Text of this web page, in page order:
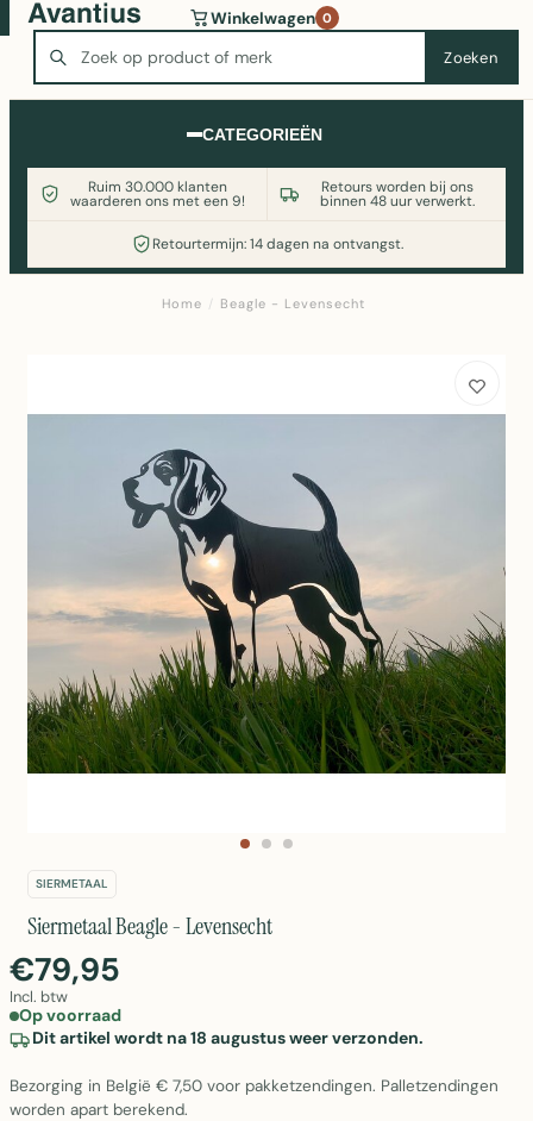
Zoeken
Winkelwagen 0
CATEGORIEËN
Ruim 30.000 klanten
waarderen ons met een 9!
Retours worden bij ons
binnen 48 uur verwerkt.
Retourtermijn: 14 dagen na ontvangst.
Wasmachine of koelkast nodig? Vergelijk alle prijzen op
Witgoedaanbod.nl
Home / Beagle - Levensecht
SIERMETAAL
Siermetaal Beagle - Levensecht
€79,95
Incl. btw
Op voorraad
Dit artikel wordt na 18 augustus weer verzonden.
Bezorging in België € 7,50 voor pakketzendingen. Palletzendingen
worden apart berekend.